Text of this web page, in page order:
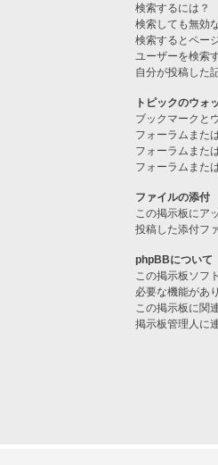
検索するには？
検索しても無効
検索するとペー
ユーザーを検索
自分が投稿した
トピックのウォ
ブックマークと
フォーラムまた
フォーラムまた
フォーラムまた
ファイルの添付
この掲示板にア
投稿した添付フ
phpBBについて
この掲示板ソフ
必要な機能があ
この掲示板に関
掲示板管理人に